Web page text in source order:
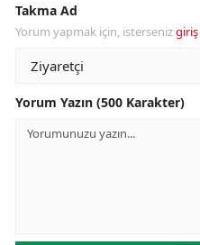
Takma Ad
Yorum yapmak için, istersenizgiriş
Yorum Yazın (500 Karakter)